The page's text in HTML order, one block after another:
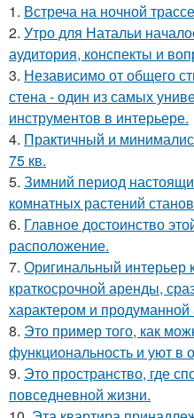
1. Встреча на ночной
2. Утро для Натальи
аудитория, конспекты и
3. Независимо от общего
стена - один из самых
инструментов в интерьере.
4. Практичный и
75 кв.
5. Зимний период
комнатных растений
6. Главное достоинство
расположение.
7. Оригинальный интерьер
краткосрочной аренды,
характером и
8. Это пример того, как
функциональность и уют в
9. Это пространство, где
повседневной жизни.